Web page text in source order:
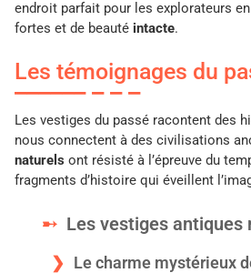
endroit parfait pour les explorateurs
fortes et de beauté intacte.
Les témoignages du
Les vestiges du passé racontent des
nous connectent à des civilisations
naturels ont résisté à l’épreuve du
fragments d’histoire qui éveillent
Les vestiges antiques
Le charme mystérieux